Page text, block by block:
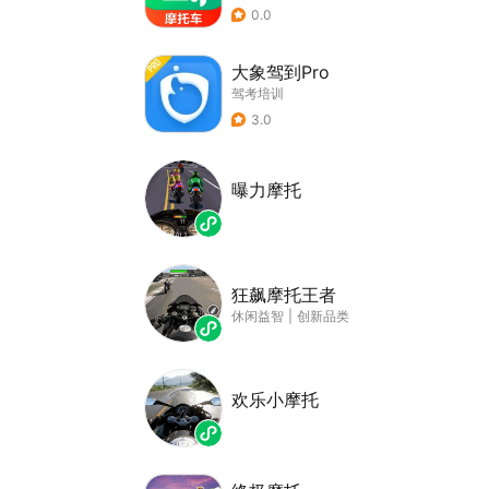
0.0
大象驾到Pro
驾考培训
3.0
曝力摩托
狂飙摩托王者
休闲益智 创新品类
欢乐小摩托